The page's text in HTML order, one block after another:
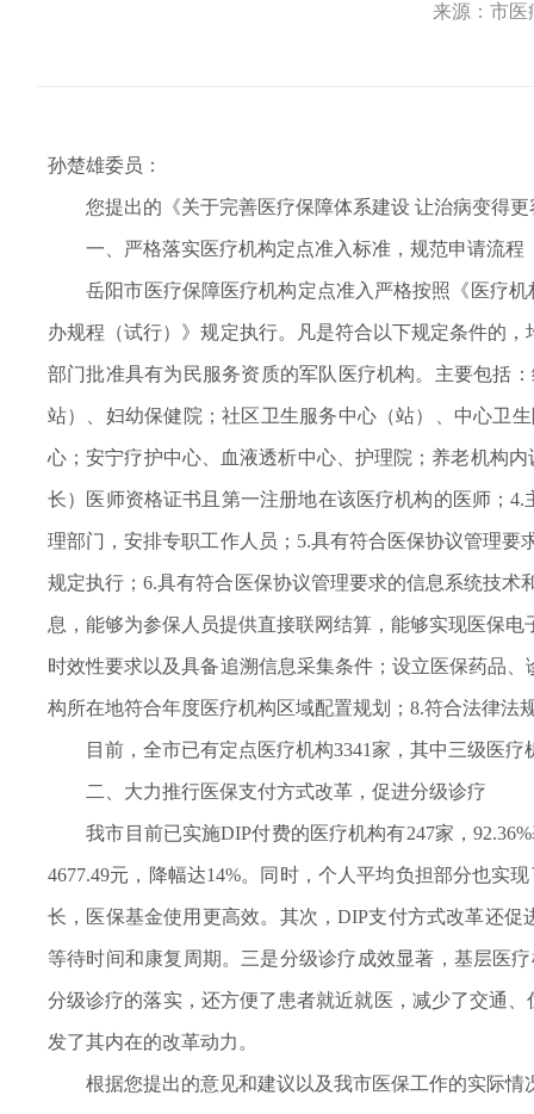
来源：市医
孙楚雄委员：
您提出的《关于完善医疗保障体系建设 让治病变得更
一、严格落实医疗机构定点准入标准，规范申请流程
岳阳市医疗保障医疗机构定点准入严格按照《医疗机
办规程（试行）》规定执行。凡是符合以下规定条件的
部门批准具有为民服务资质的军队医疗机构。主要包括
站）、妇幼保健院；社区卫生服务中心（站）、中心卫
心；安宁疗护中心、血液透析中心、护理院；养老机构
长）医师资格证书且第一注册地在该医疗机构的医师；
理部门，安排专职工作人员；5.具有符合医保协议管理
规定执行；6.具有符合医保协议管理要求的信息系统技
息，能够为参保人员提供直接联网结算，能够实现医保
时效性要求以及具备追溯信息采集条件；设立医保药品
构所在地符合年度医疗机构区域配置规划；8.符合法律
目前，全市已有定点医疗机构3341家，其中三级医疗
二、大力推行医保支付方式改革，促进分级诊疗
我市目前已实施DIP付费的医疗机构有247家，92.36%
4677.49元，降幅达14%。同时，个人平均负担部分也实
长，医保基金使用更高效。其次，DIP支付方式改革还
等待时间和康复周期。三是分级诊疗成效显著，基层医
分级诊疗的落实，还方便了患者就近就医，减少了交通
发了其内在的改革动力。
根据您提出的意见和建议以及我市医保工作的实际情